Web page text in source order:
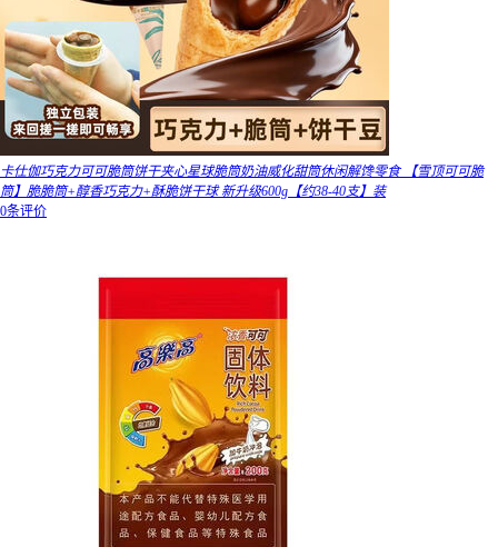
卡仕伽巧克力可可脆筒饼干夹心星球脆筒奶油威化甜筒休闲解馋零食 【雪顶可可脆
筒】脆脆筒+醇香巧克力+酥脆饼干球 新升级600g【约38-40支】装
0条评价